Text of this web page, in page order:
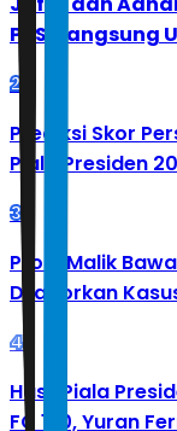
PBSI Langsung
2
Prediksi Skor
Piala Presiden
3
Profil Malik
Dilaporkan
4
Hasil Piala
FC 1-0, Yuran